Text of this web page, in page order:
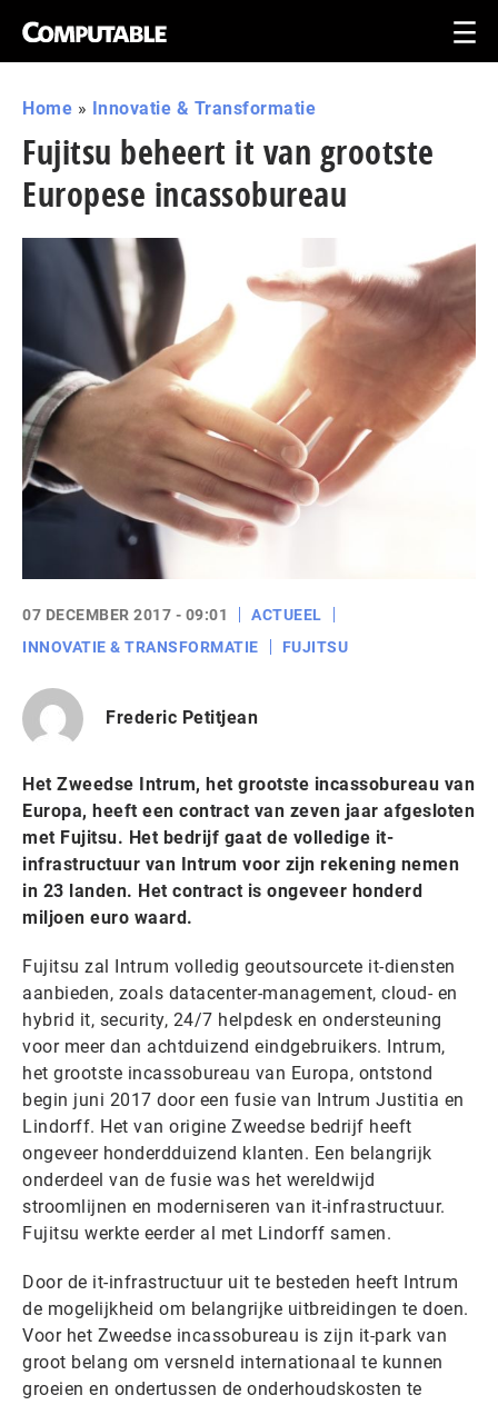
Home » Innovatie & Transformatie
Fujitsu beheert it van grootste
Europese incassobureau
07 DECEMBER 2017 - 09:01
ACTUEEL
INNOVATIE & TRANSFORMATIE
FUJITSU
Frederic Petitjean
Het Zweedse Intrum, het grootste incassobureau van
Europa, heeft een contract van zeven jaar afgesloten
met Fujitsu. Het bedrijf gaat de volledige it-
infrastructuur van Intrum voor zijn rekening nemen
in 23 landen. Het contract is ongeveer honderd
miljoen euro waard.
Fujitsu zal Intrum volledig geoutsourcete it-diensten
aanbieden, zoals datacenter-management, cloud- en
hybrid it, security, 24/7 helpdesk en ondersteuning
voor meer dan achtduizend eindgebruikers. Intrum,
het grootste incassobureau van Europa, ontstond
begin juni 2017 door een fusie van Intrum Justitia en
Lindorff. Het van origine Zweedse bedrijf heeft
ongeveer honderdduizend klanten. Een belangrijk
onderdeel van de fusie was het wereldwijd
stroomlijnen en moderniseren van it-infrastructuur.
Fujitsu werkte eerder al met Lindorff samen.
Door de it-infrastructuur uit te besteden heeft Intrum
de mogelijkheid om belangrijke uitbreidingen te doen.
Voor het Zweedse incassobureau is zijn it-park van
groot belang om versneld internationaal te kunnen
groeien en ondertussen de onderhoudskosten te